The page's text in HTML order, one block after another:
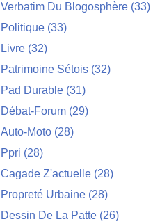
Verbatim Du Blogosphère (33)
Politique (33)
Livre (32)
Patrimoine Sétois (32)
Pad Durable (31)
Débat-Forum (29)
Auto-Moto (28)
Ppri (28)
Cagade Z'actuelle (28)
Propreté Urbaine (28)
Dessin De La Patte (26)